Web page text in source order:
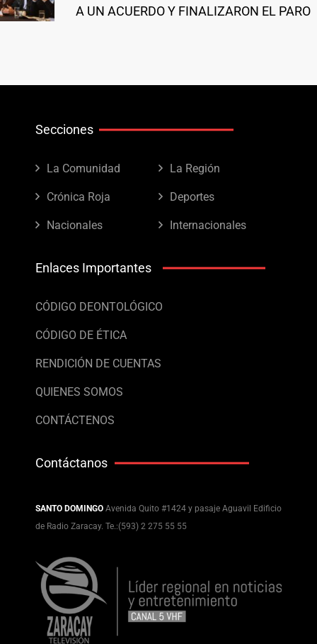
A UN ACUERDO Y FINALIZARON EL PARO
Secciones
La Comunidad La Región
Crónica Roja Deportes
Nacionales Internacionales
Enlaces Importantes
CÓDIGO DEONTOLÓGICO
CÓDIGO DE ÉTICA
RENDICIÓN DE CUENTAS
QUIENES SOMOS
CONTÁCTENOS
Contáctanos
SANTO DOMINGO Avenida Quito #1424 y pasaje Aguavil Edificio
de Radio Zaracay. Te.:(593) 2 275 55 55